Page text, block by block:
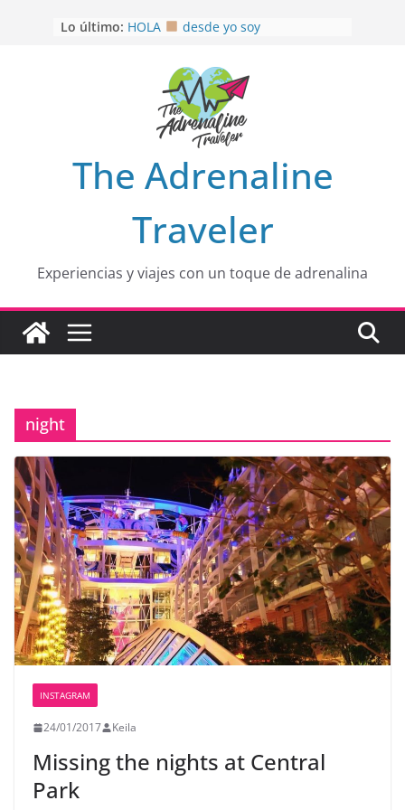
Lo último: HOLA
desde yo soy
EL SENDERO DEL CACAO: Excelente
opción
HOSPEDAJE AL NATURALSHH !!
OTRA PERSPECTIVA de RÍO EL
MULITO!
The Adrenaline
Traveler
Experiencias y viajes con un toque de adrenalina
night
INSTAGRAM
24/01/2017 Keila
Missing the nights at Central
Park